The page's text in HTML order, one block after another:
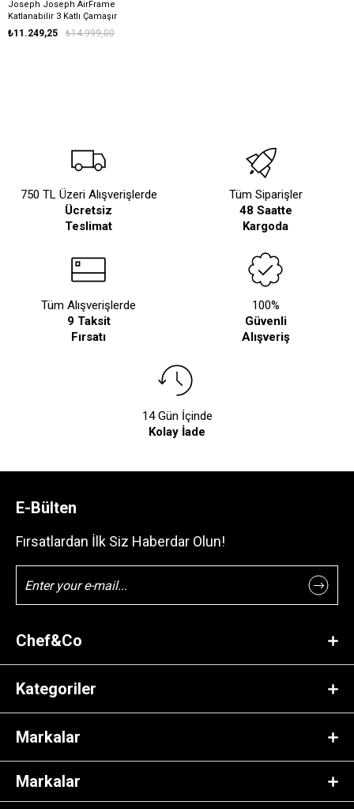
Joseph Joseph AirFrame
Katlanabilir 3 Katlı Çamaşır
Kurutma Askısı
₺11.249,25 ₺14.999,00
750 TL Üzeri Alışverişlerde
Ücretsiz
Teslimat
Tüm Siparişler
48 Saatte
Kargoda
Tüm Alışverişlerde
9 Taksit
Fırsatı
100%
Güvenli
Alışveriş
14 Gün İçinde
Kolay İade
E-Bülten
Fırsatlardan İlk Siz Haberdar Olun!
Chef&Co
Kategoriler
Markalar
Markalar